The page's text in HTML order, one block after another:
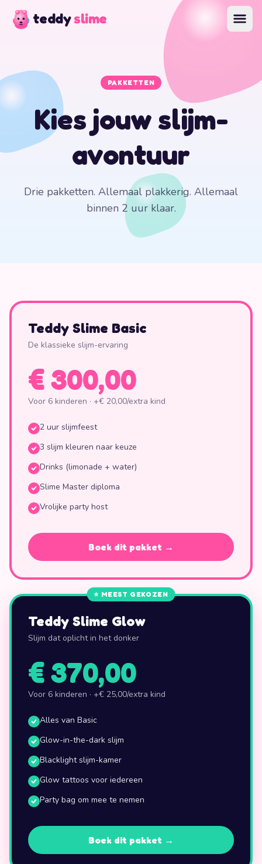
teddyslime
PAKKETTEN
Kies jouw slijm-
avontuur
Drie pakketten. Allemaal plakkerig. Allemaal
binnen 2 uur klaar.
Teddy Slime Basic
De klassieke slijm-ervaring
€ 300,00
Voor 6 kinderen · +€ 20,00/extra kind
2 uur slijmfeest
3 slijm kleuren naar keuze
Drinks (limonade + water)
Slime Master diploma
Vrolijke party host
Boek dit pakket →
⭐ MEEST GEKOZEN
Teddy Slime Glow
Slijm dat oplicht in het donker
€ 370,00
Voor 6 kinderen · +€ 25,00/extra kind
Alles van Basic
Glow-in-the-dark slijm
Blacklight slijm-kamer
Glow tattoos voor iedereen
Party bag om mee te nemen
Boek dit pakket →